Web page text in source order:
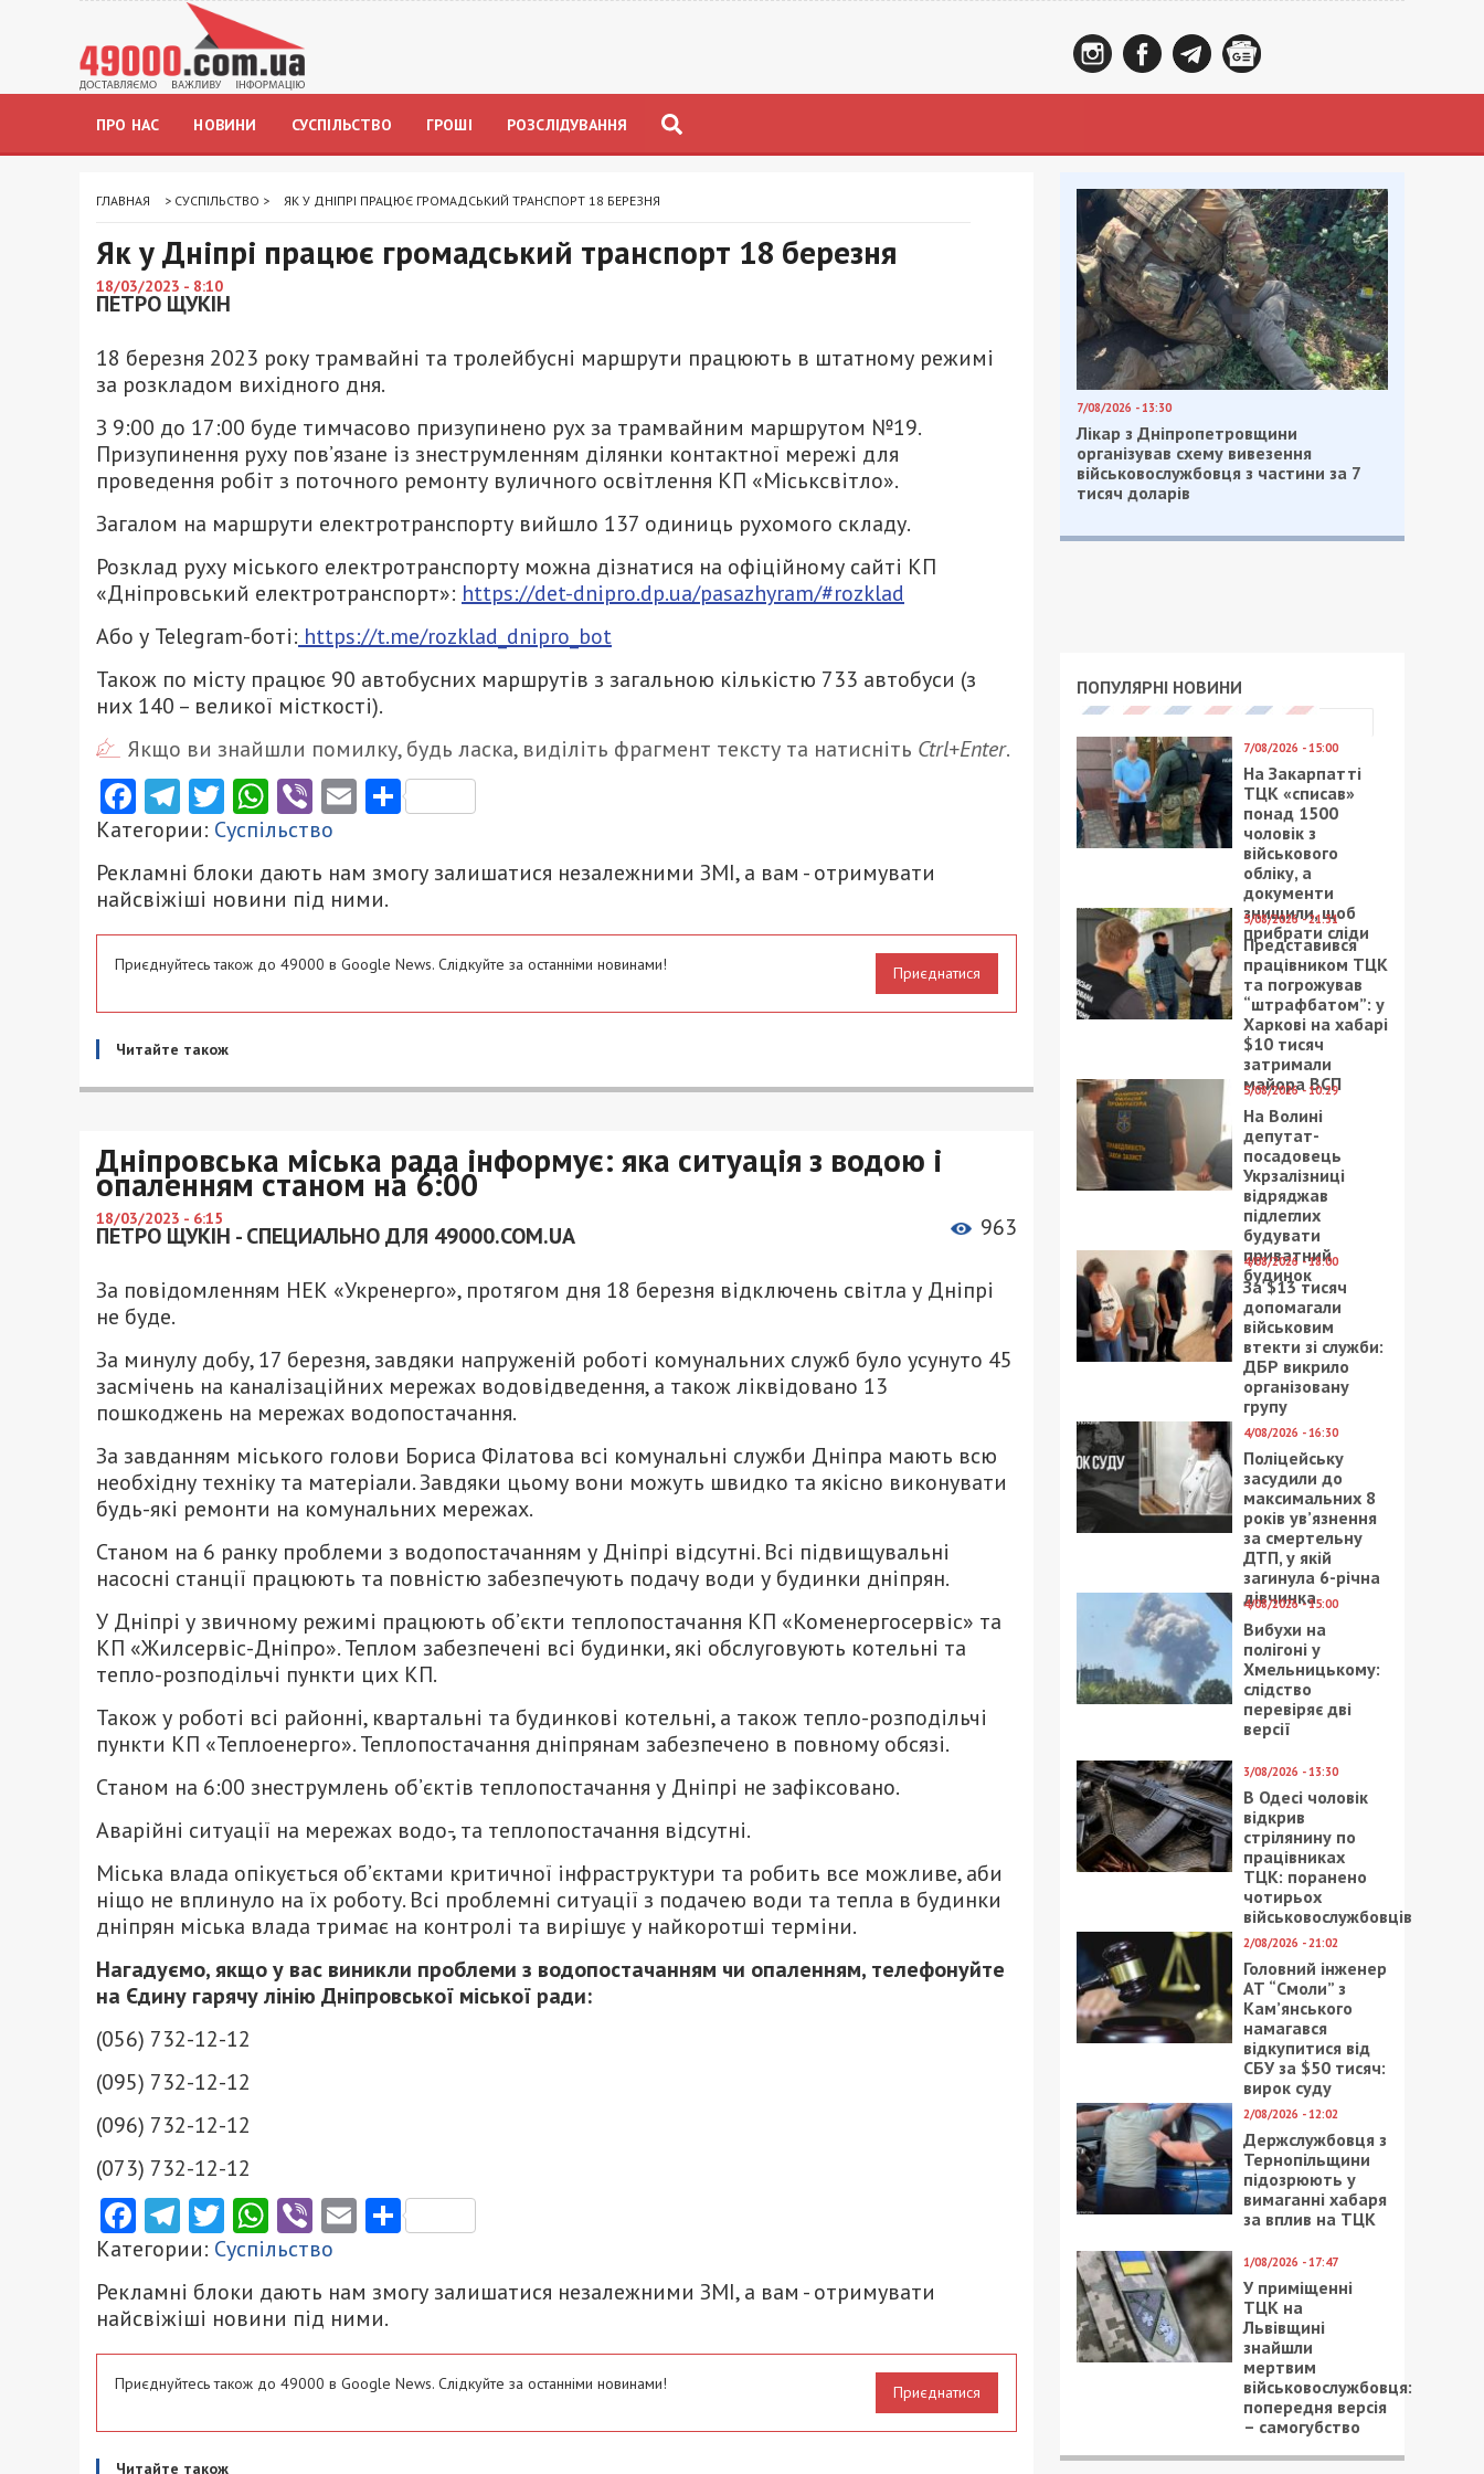
ПРО НАС НОВИНИ СУСПІЛЬСТВО ГРОШІ РОЗСЛІДУВАННЯ
ГЛАВНАЯ > СУСПІЛЬСТВО > ЯК У ДНІПРІ ПРАЦЮЄ ГРОМАДСЬКИЙ ТРАНСПОРТ 18 БЕРЕЗНЯ
Як у Дніпрі працює громадський транспорт 18 березня
18/03/2023 - 8:10
ПЕТРО ЩУКІН
18 березня 2023 року трамвайні та тролейбусні маршрути працюють в штатному режимі
за розкладом вихідного дня.
З 9:00 до 17:00 буде тимчасово призупинено рух за трамвайним маршрутом №19.
Призупинення руху пов’язане із знеструмленням ділянки контактної мережі для
проведення робіт з поточного ремонту вуличного освітлення КП «Міськсвітло».
Загалом на маршрути електротранспорту вийшло 137 одиниць рухомого складу.
Розклад руху міського електротранспорту можна дізнатися на офіційному сайті КП
«Дніпровський електротранспорт»: https://det-dnipro.dp.ua/pasazhyram/#rozklad
Або у Telegram-боті: https://t.me/rozklad_dnipro_bot
Також по місту працює 90 автобусних маршрутів з загальною кількістю 733 автобуси (з
них 140 – великої місткості).
Якщо ви знайшли помилку, будь ласка, виділіть фрагмент тексту та натисніть Ctrl+Enter.
Facebook
Telegram
Twitter
WhatsApp
ViberEmailПоділитися
Категории: Суспільство
Рекламні блоки дають нам змогу залишатися незалежними ЗМІ, а вам - отримувати
найсвіжіші новини під ними.
Приєднуйтесь також до 49000 в Google News. Слідкуйте за останніми новинами! Приєднатися
Читайте також
Дніпровська міська рада інформує: яка ситуація з водою і
опаленням станом на 6:00
18/03/2023 - 6:15
ПЕТРО ЩУКІН - СПЕЦИАЛЬНО ДЛЯ 49000.COM.UA 963
За повідомленням НЕК «Укренерго», протягом дня 18 березня відключень світла у Дніпрі
не буде.
За минулу добу, 17 березня, завдяки напруженій роботі комунальних служб було усунуто 45
засмічень на каналізаційних мережах водовідведення, а також ліквідовано 13
пошкоджень на мережах водопостачання.
За завданням міського голови Бориса Філатова всі комунальні служби Дніпра мають всю
необхідну техніку та матеріали. Завдяки цьому вони можуть швидко та якісно виконувати
будь-які ремонти на комунальних мережах.
Станом на 6 ранку проблеми з водопостачанням у Дніпрі відсутні. Всі підвищувальні
насосні станції працюють та повністю забезпечують подачу води у будинки дніпрян.
У Дніпрі у звичному режимі працюють об’єкти теплопостачання КП «Коменергосервіс» та
КП «Жилсервіс-Дніпро». Теплом забезпечені всі будинки, які обслуговують котельні та
тепло-розподільчі пункти цих КП.
Також у роботі всі районні, квартальні та будинкові котельні, а також тепло-розподільчі
пункти КП «Теплоенерго». Теплопостачання дніпрянам забезпечено в повному обсязі.
Станом на 6:00 знеструмлень об’єктів теплопостачання у Дніпрі не зафіксовано.
Аварійні ситуації на мережах водо-, та теплопостачання відсутні.
Міська влада опікується об’єктами критичної інфраструктури та робить все можливе, аби
ніщо не вплинуло на їх роботу. Всі проблемні ситуації з подачею води та тепла в будинки
дніпрян міська влада тримає на контролі та вирішує у найкоротші терміни.
Нагадуємо, якщо у вас виникли проблеми з водопостачанням чи опаленням, телефонуйте
на Єдину гарячу лінію Дніпровської міської ради:
(056) 732-12-12
(095) 732-12-12
(096) 732-12-12
(073) 732-12-12
Facebook
Telegram
Twitter
WhatsApp
ViberEmailПоділитися
Категории: Суспільство
Рекламні блоки дають нам змогу залишатися незалежними ЗМІ, а вам - отримувати
найсвіжіші новини під ними.
Приєднуйтесь також до 49000 в Google News. Слідкуйте за останніми новинами! Приєднатися
Читайте також
7/08/2026 - 13:30
Лікар з Дніпропетровщини
організував схему вивезення
військовослужбовця з частини за 7
тисяч доларів
ПОПУЛЯРНІ НОВИНИ
7/08/2026 - 15:00
На Закарпатті
ТЦК «списав»
понад 1500
чоловік з
військового
обліку, а
документи
знищили, щоб
прибрати сліди
5/08/2026 - 21:31
Представився
працівником ТЦК
та погрожував
“штрафбатом”: у
Харкові на хабарі
$10 тисяч
затримали
майора ВСП
5/08/2026 - 10:29
На Волині
депутат-
посадовець
Укрзалізниці
відряджав
підлеглих
будувати
приватний
будинок
4/08/2026 - 18:00
За $13 тисяч
допомагали
військовим
втекти зі служби:
ДБР викрило
організовану
групу
4/08/2026 - 16:30
Поліцейську
засудили до
максимальних 8
років ув’язнення
за смертельну
ДТП, у якій
загинула 6-річна
дівчинка
4/08/2026 - 15:00
Вибухи на
полігоні у
Хмельницькому:
слідство
перевіряє дві
версії
3/08/2026 - 13:30
В Одесі чоловік
відкрив
стрілянину по
працівниках
ТЦК: поранено
чотирьох
військовослужбовців
2/08/2026 - 21:02
Головний інженер
АТ “Смоли” з
Кам’янського
намагався
відкупитися від
СБУ за $50 тисяч:
вирок суду
2/08/2026 - 12:02
Держслужбовця з
Тернопільщини
підозрюють у
вимаганні хабаря
за вплив на ТЦК
1/08/2026 - 17:47
У приміщенні
ТЦК на
Львівщині
знайшли
мертвим
військовослужбовця:
попередня версія
– самогубство